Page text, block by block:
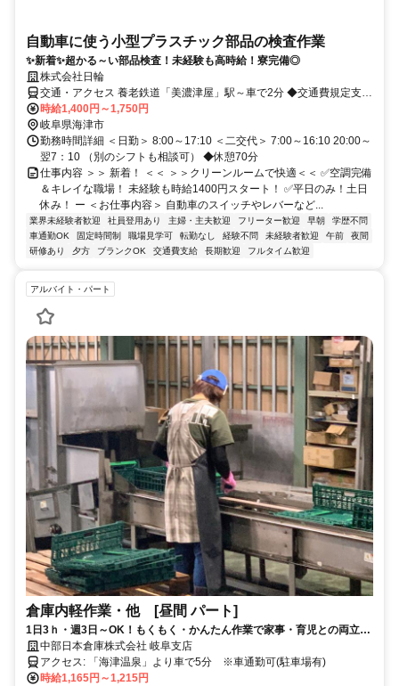
自動車に使う小型プラスチック部品の検査作業
✨新着✨超かる～い部品検査！未経験も高時給！寮完備◎
株式会社日輪
交通・アクセス 養老鉄道「美濃津屋」駅～車で2分 ◆交通費規定支給
◆車通勤OK
時給1,400円～1,750円
岐阜県海津市
勤務時間詳細 ＜日勤＞ 8:00～17:10 ＜二交代＞ 7:00～16:10 20:00～
翌7：10 （別のシフトも相談可） ◆休憩70分
仕事内容 ＞＞ 新着！ ＜＜ ＞＞クリーンルームで快適＜＜ ✅空調完備
＆キレイな職場！ 未経験も時給1400円スタート！ ✅平日のみ！土日
休み！ ー ＜お仕事内容＞ 自動車のスイッチやレバーなど...
業界未経験者歓迎 社員登用あり 主婦・主夫歓迎 フリーター歓迎 早朝
学歴不問
車通勤OK
固定時間制 職場見学可 転勤なし 経験不問 未経験者歓迎 午前
夜間
研修あり
夕方 ブランクOK 交通費支給 長期歓迎 フルタイム歓迎
アルバイト・パート
倉庫内軽作業・他 [昼間 パート]
1日3ｈ・週3日～OK！もくもく・かんたん作業で家事・育児との両立も
無理なくできる！
中部日本倉庫株式会社 岐阜支店
アクセス: 「海津温泉」より車で5分 ※車通勤可(駐車場有)
時給1,165円～1,215円